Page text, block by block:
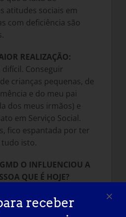
atitudes sociais em
com deficiência são
REALIZAÇÃO:
Conseguir
crianças pequenas, de
e do meu pai
dos meus irmãos) e
em Serviço Social.
fico espantada por ter
isto.
O INFLUENCIOU A
QUE É HOJE?
para o
uma consciência da
receber